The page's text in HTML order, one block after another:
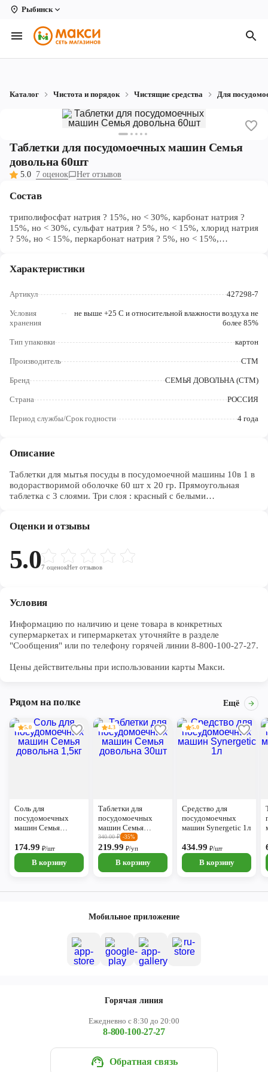
Рыбинск
Вологда
Архангельск
Коряжма
Котлас
Новодвинск
Рыбинск
Череповец
Ярославль
Каталог Чистота и порядок Чистящие средства Для
Таблетки для посудомоечных машин Семья
довольна 60шт
5.0 7 оценок Нет отзывов
Состав
триполифосфат натрия ? 15%, но < 30%, карбонат натрия ?
15%, но < 30%, сульфат натрия ? 5%, но < 15%, хлорид натрия
? 5%, но < 15%, перкарбонат натрия ? 5%, но < 15%,
5% и амилаза < 5%, ароматизатор < 5% , сульфат цинка < 5%,
полиэтиленгликоль PEG-8 PEG < 5% , этидронат тетранатрия <
Характеристики
Артикул 427298-7
Условия
хранения
не выше +25 С и относительной влажности воздуха не
более 85%
Тип упаковки картон
Производитель СТМ
Бренд СЕМЬЯ ДОВОЛЬНА (СТМ)
Страна РОССИЯ
Период службы/Срок годности 4 года
Описание
Таблетки для мытья посуды в посудомоечной машины 10в 1 в
водорастворимой оболочке 60 шт х 20 гр. Прямоугольная
таблетка с 3 слоями. Три слоя : красный с белыми
Оценки и отзывы
5.07 оценокНет отзывов
Условия
Информацию по наличию и цене товара в конкретных
супермаркетах и гипермаркетах уточняйте в разделе
"Сообщения" или по телефону горячей линии 8-800-100-27-27.
Цены действительны при использовании карты Макси.
Рядом на полке Ещё
5.0
Соль для
посудомоечных
машин Семья
174.99 ₽/шт
В корзину
4.3
Таблетки для
посудомоечных
машин Семья
довольна 30шт
340.00₽ -35%
219.99 ₽/уп
В корзину
5.0
Средство для
посудомоечных
машин Synergetic 1л
434.99 ₽/шт
В корзину
Мобильное приложение
Горячая линия
Ежедневно с 8:30 до 20:00
8-800-100-27-27
Обратная связь